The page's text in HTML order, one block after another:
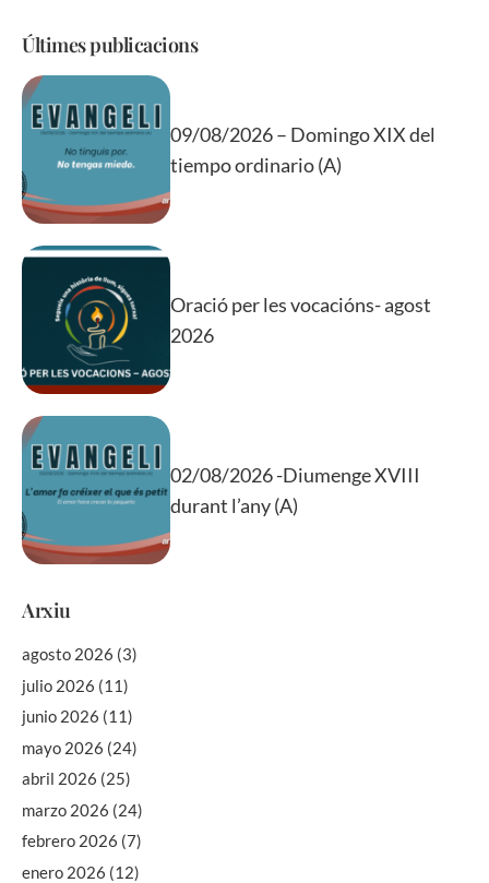
Últimes publicacions
09/08/2026 – Domingo XIX del
tiempo ordinario (A)
Oració per les vocacións- agost
2026
02/08/2026 -Diumenge XVIII
durant l’any (A)
Arxiu
agosto 2026 (3)
julio 2026 (11)
junio 2026 (11)
mayo 2026 (24)
abril 2026 (25)
marzo 2026 (24)
febrero 2026 (7)
enero 2026 (12)